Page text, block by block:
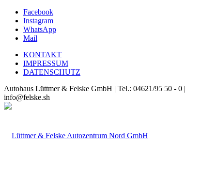
Facebook
Instagram
WhatsApp
Mail
KONTAKT
IMPRESSUM
DATENSCHUTZ
Autohaus Lüttmer & Felske GmbH | Tel.: 04621/95 50 - 0 |
info@felske.sh